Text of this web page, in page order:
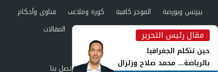
مقال رئيس التحرير
حين تتكلم الجغرافيا
بالرياضة... محمد صلاح وزلزال
بيزنس وبورصة
الموجز كافية كورة وملاعب
فتاوى وأحكام
صحة وجمال
عرب وعالم حوادث ومحاكم
المقالات
العدد الورقي
من نحن
سياسة الخصوصية اتصل بنا